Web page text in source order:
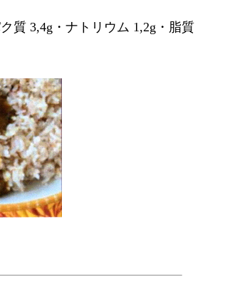
質 3,4g・ナトリウム 1,2g・脂質